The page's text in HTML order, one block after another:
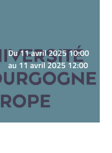
Du 11 avril 2025 10:00
au 11 avril 2025 12:00